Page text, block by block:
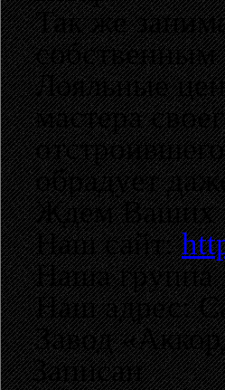
Так же
Лояльные
мастера
обрадует
Ждем Ваших
Наш сайт:
Наша группа
Наш адрес:
Завод
Записан